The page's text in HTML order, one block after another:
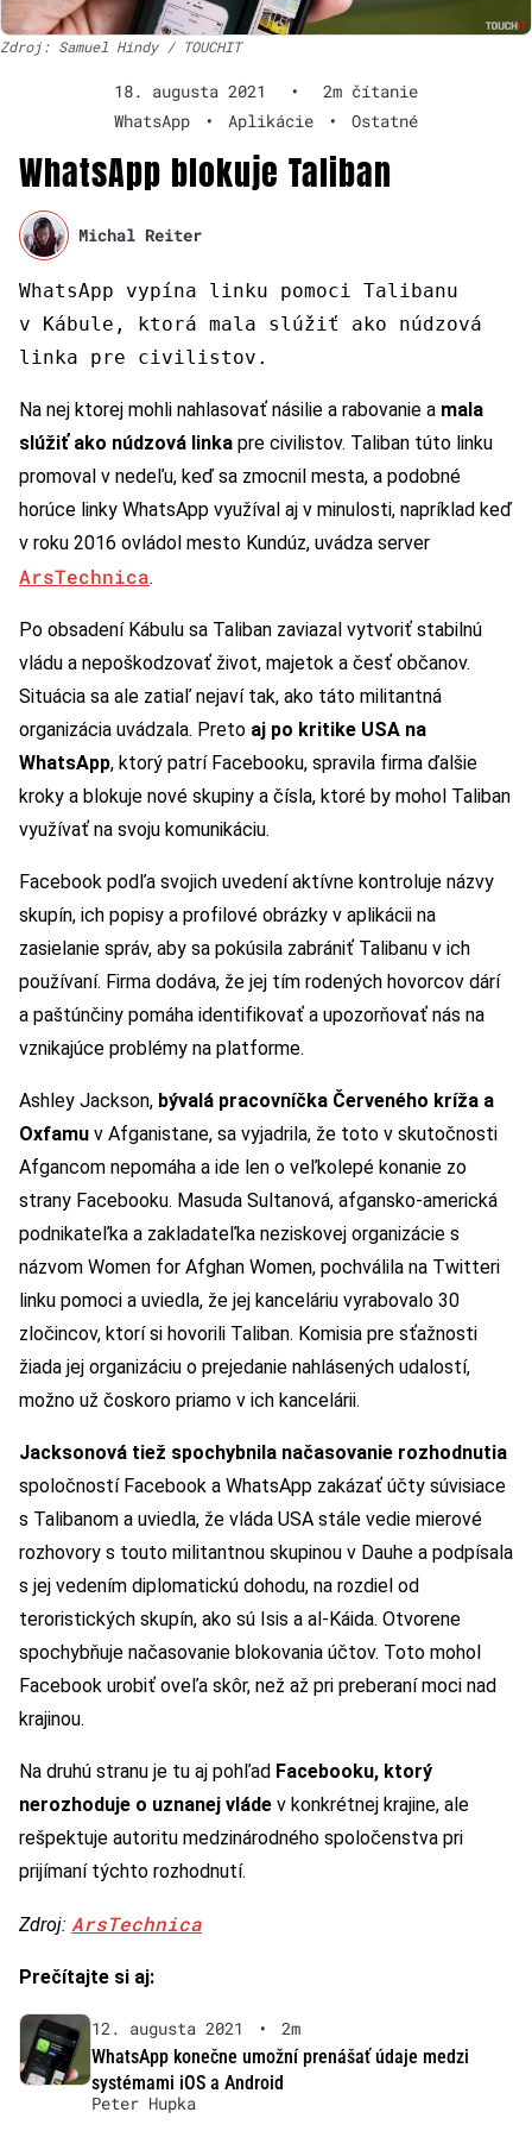
Zdroj: Samuel Hindy / TOUCHIT
18. augusta 2021 •
2m čítanie
WhatsApp
• Aplikácie • Ostatné
WhatsApp blokuje Taliban
Michal Reiter
WhatsApp vypína linku pomoci Talibanu
v Kábule, ktorá mala slúžiť ako núdzová
linka pre civilistov.
Na nej ktorej mohli nahlasovať násilie a rabovanie a mala
slúžiť ako núdzová linka pre civilistov. Taliban túto linku
promoval v nedeľu, keď sa zmocnil mesta, a podobné
horúce linky WhatsApp využíval aj v minulosti, napríklad keď
v roku 2016 ovládol mesto Kundúz, uvádza server
ArsTechnica.
Po obsadení Kábulu sa Taliban zaviazal vytvoriť stabilnú
vládu a nepoškodzovať život, majetok a česť občanov.
Situácia sa ale zatiaľ nejaví tak, ako táto militantná
organizácia uvádzala. Preto aj po kritike USA na
WhatsApp, ktorý patrí Facebooku, spravila firma ďalšie
kroky a blokuje nové skupiny a čísla, ktoré by mohol Taliban
využívať na svoju komunikáciu.
Facebook podľa svojich uvedení aktívne kontroluje názvy
skupín, ich popisy a profilové obrázky v aplikácii na
zasielanie správ, aby sa pokúsila zabrániť Talibanu v ich
používaní. Firma dodáva, že jej tím rodených hovorcov dárí
a paštúnčiny pomáha identifikovať a upozorňovať nás na
vznikajúce problémy na platforme.
Ashley Jackson, bývalá pracovníčka Červeného kríža a
Oxfamu v Afganistane, sa vyjadrila, že toto v skutočnosti
Afgancom nepomáha a ide len o veľkolepé konanie zo
strany Facebooku. Masuda Sultanová, afgansko-americká
podnikateľka a zakladateľka neziskovej organizácie s
názvom Women for Afghan Women, pochválila na Twitteri
linku pomoci a uviedla, že jej kanceláriu vyrabovalo 30
zločincov, ktorí si hovorili Taliban. Komisia pre sťažnosti
žiada jej organizáciu o prejedanie nahlásených udalostí,
možno už čoskoro priamo v ich kancelárii.
Jacksonová tiež spochybnila načasovanie rozhodnutia
spoločností Facebook a WhatsApp zakázať účty súvisiace
s Talibanom a uviedla, že vláda USA stále vedie mierové
rozhovory s touto militantnou skupinou v Dauhe a podpísala
s jej vedením diplomatickú dohodu, na rozdiel od
teroristických skupín, ako sú Isis a al-Káida. Otvorene
spochybňuje načasovanie blokovania účtov. Toto mohol
Facebook urobiť oveľa skôr, než až pri preberaní moci nad
krajinou.
Na druhú stranu je tu aj pohľad Facebooku, ktorý
nerozhoduje o uznanej vláde v konkrétnej krajine, ale
rešpektuje autoritu medzinárodného spoločenstva pri
prijímaní týchto rozhodnutí.
Zdroj: ArsTechnica
Prečítajte si aj:
12. augusta 2021 •
2m
WhatsApp konečne umožní prenášať údaje medzi
systémami iOS a Android
Peter Hupka